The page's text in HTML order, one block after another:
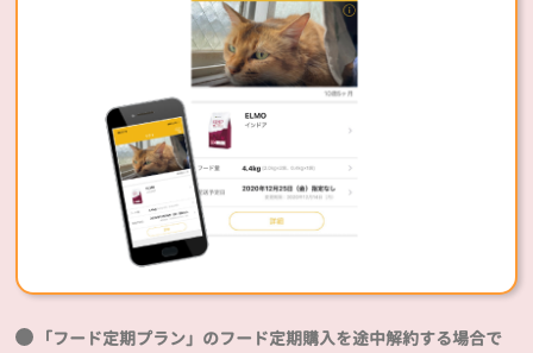
「フード定期プラン」のフード定期購入を途中解約する場合で